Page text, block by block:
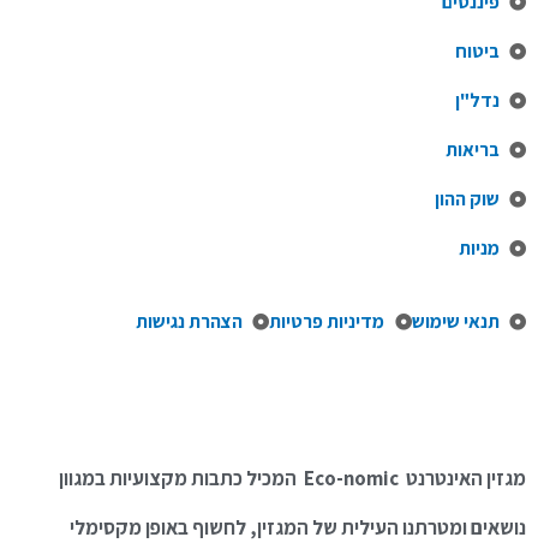
ביטוח
נדל"ן
בריאות
שוק ההון
מניות
תנאי שימוש מדיניות פרטיות הצהרת נגישות
מגזין האינטרנט Eco-nomic המכיל כתבות מקצועיות במגוון
נושאים ומטרתנו העילית של המגזין, לחשוף באופן מקסימלי